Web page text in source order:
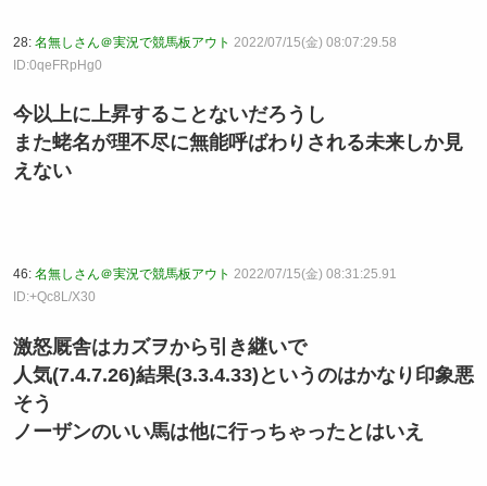
28: 名無しさん＠実況で競馬板アウト 2022/07/15(金) 08:07:29.58
ID:0qeFRpHg0
今以上に上昇することないだろうし
また蛯名が理不尽に無能呼ばわりされる未来しか見
えない
46: 名無しさん＠実況で競馬板アウト 2022/07/15(金) 08:31:25.91
ID:+Qc8L/X30
激怒厩舎はカズヲから引き継いで
人気(7.4.7.26)結果(3.3.4.33)というのはかなり印象悪
そう
ノーザンのいい馬は他に行っちゃったとはいえ